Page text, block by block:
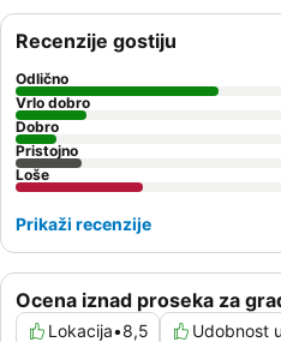
Ocena iznad proseka za
Lokacija•8,5 Udobnost
Recenzije gostiju
Odlično
Vrlo dobro
Dobro
Pristojno
Loše
Prikaži recenzije